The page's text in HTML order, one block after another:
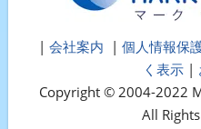
|会社案内 | 個人情報保
く表示 |
Copyright © 2004-2022
All